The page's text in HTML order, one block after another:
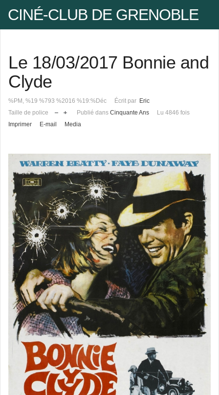
CINÉ-CLUB DE GRENOBLE
Le 18/03/2017 Bonnie and
Clyde
%PM, %19 %793 %2016 %19:%Déc Écrit par Eric
Taille de police
Publié dans Cinquante Ans
Lu 4846 fois
Imprimer
E-mail Media
Pseudo
Mot de passe
Mot de passe oublié ?
Pseudo oublié ?